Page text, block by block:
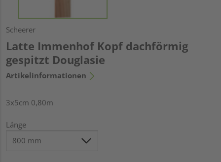
Scheerer
Latte Immenhof Kopf dachförmig
gespitzt Douglasie
Artikelinformationen
3x5cm 0,80m
Länge